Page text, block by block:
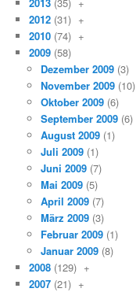
2012 (31) +
2010 (74) +
2009 (58)
Dezember 2009 (3)
November 2009 (10)
Oktober 2009 (6)
September 2009 (6)
August 2009 (1)
Juli 2009 (1)
Juni 2009 (7)
Mai 2009 (5)
April 2009 (7)
März 2009 (3)
Februar 2009 (1)
Januar 2009 (8)
2008 (129) +
2007 (21) +